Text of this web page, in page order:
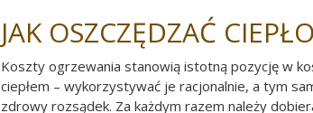
JAK OSZCZĘDZAĆ
Koszty ogrzewania stanowią istotną pozycję w
ciepłem – wykorzystywać je racjonalnie, a tym
zdrowy rozsądek. Za każdym razem należy